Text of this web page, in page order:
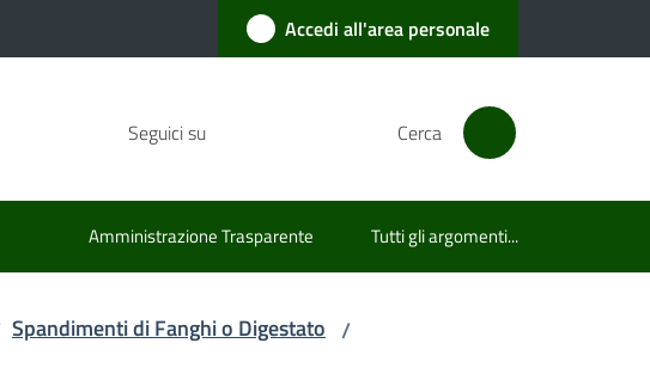
Accedi all'area personale
Seguici su Cerca
Amministrazione Trasparente Tutti gli argomenti...
Spandimenti di Fanghi o Digestato /